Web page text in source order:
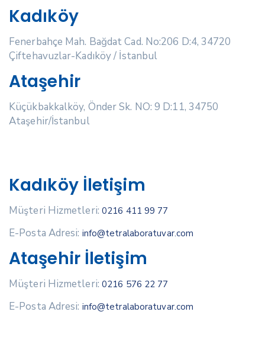
Kadıköy
Fenerbahçe Mah. Bağdat Cad. No:206 D:4, 34720
Çiftehavuzlar-Kadıköy / İstanbul
Ataşehir
Küçükbakkalköy, Önder Sk. NO: 9 D:11, 34750
Ataşehir/İstanbul
Kadıköy İletişim
Müşteri Hizmetleri: 0216 411 99 77
E-Posta Adresi: info@tetralaboratuvar.com
Ataşehir İletişim
Müşteri Hizmetleri: 0216 576 22 77
E-Posta Adresi: info@tetralaboratuvar.com